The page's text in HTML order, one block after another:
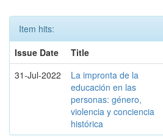
Item hits:
Issue Date
Title
31-Jul-2022
La impronta de la
educación en las
personas: género,
violencia y conciencia
histórica